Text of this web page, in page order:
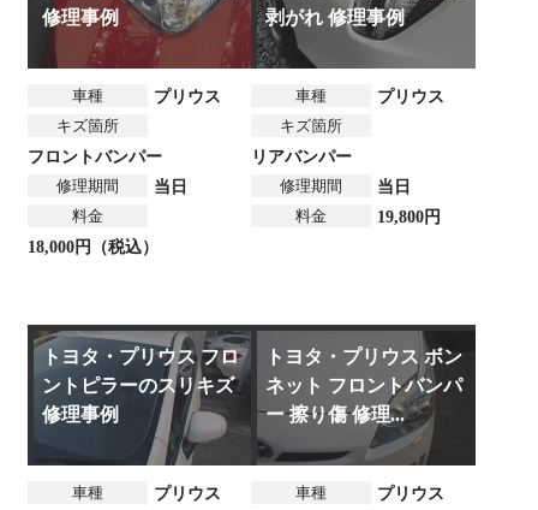
修理事例
車種
プリウス
キズ箇所
フロントバンパー
修理期間
当日
料金
18,000円（税込）
剥がれ 修理事例
車種
プリウス
キズ箇所
リアバンパー
修理期間
当日
料金
19,800円
トヨタ・プリウス フロ
ントピラーのスリキズ
修理事例
車種
プリウス
トヨタ・プリウス ボン
ネット フロントバンパ
ー 擦り傷 修理...
車種
プリウス